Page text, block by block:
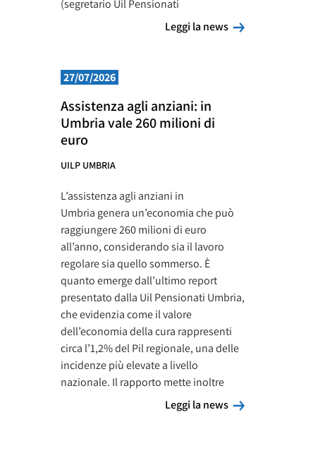
(segretario Uil Pensionati
Leggi la news
Leggi la news
27/07/2026
Assistenza agli anziani: in
Umbria vale 260 milioni di
euro
UILP UMBRIA
L’assistenza agli anziani in
Umbria genera un’economia che può
raggiungere 260 milioni di euro
all’anno, considerando sia il lavoro
regolare sia quello sommerso. È
quanto emerge dall’ultimo report
presentato dalla Uil Pensionati Umbria,
che evidenzia come il valore
dell’economia della cura rappresenti
circa l’1,2% del Pil regionale, una delle
incidenze più elevate a livello
nazionale. Il rapporto mette inoltre
Leggi la news
Leggi la news